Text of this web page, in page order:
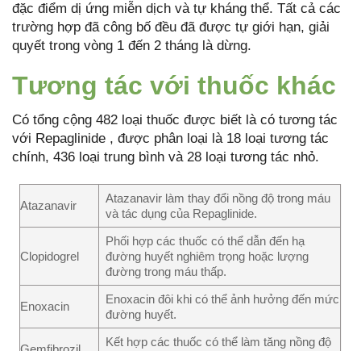
đặc điểm dị ứng miễn dịch và tự kháng thể. Tất cả các
trường hợp đã công bố đều đã được tự giới hạn, giải
quyết trong vòng 1 đến 2 tháng là dừng.
Tương tác với thuốc khác
Có tổng cộng 482 loại thuốc được biết là có tương tác
với Repaglinide , được phân loại là 18 loại tương tác
chính, 436 loại trung bình và 28 loại tương tác nhỏ.
Atazanavir
Atazanavir làm thay đổi nồng độ trong máu
và tác dụng của Repaglinide.
Clopidogrel
Phối hợp các thuốc có thể dẫn đến hạ
đường huyết nghiêm trọng hoặc lượng
đường trong máu thấp.
Enoxacin
Enoxacin đôi khi có thể ảnh hưởng đến mức
đường huyết.
Kết hợp các thuốc có thể làm tăng nồng độ